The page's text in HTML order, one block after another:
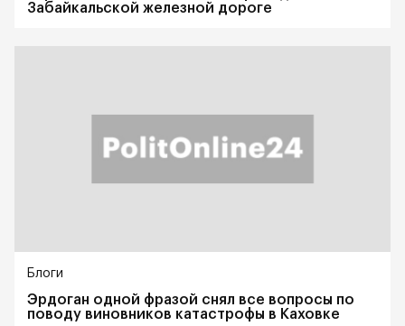
Забайкальской железной дороге
Блоги
Эрдоган одной фразой снял все вопросы по
поводу виновников катастрофы в Каховке